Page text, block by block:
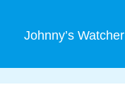
Johnny’s Watcher